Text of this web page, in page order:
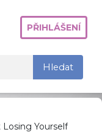
Hledat
PŘIHLÁŠENÍ
Yourself